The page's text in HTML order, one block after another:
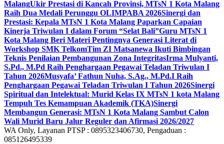
MalangUkir Prestasi di Kancah Provinsi, MTsN 1 Kota Malang
Raih Dua Medali Perunggu OLIMPABA 2026Sinergi dan
Prestasi: Kepala MTsN 1 Kota Malang Paparkan Capaian
Kinerja Triwulan I dalam Forum “Selat Bali”Guru MTsN 1
Kota Malang Beri Materi Pentingnya Generasi Literat di
Workshop SMK TelkomTim ZI Matsanewa Ikuti Bimbingan
Teknis Penilaian Pembangunan Zona IntegritasIrma Mulyanti,
S.Pd., M.Pd Raih Penghargaan Pegawai Teladan Triwulan I
Tahun 2026Musyafa’ Fathun Nuha, S.Ag., M.Pd.I Raih
Penghargaan Pegawai Teladan Triwulan I Tahun 2026Sinergi
Spiritual dan Intelektual: Murid Kelas IX MTsN 1 kota Malang
Tempuh Tes Kemampuan Akademik (TKA)Sinergi
Membangun Generasi: MTsN 1 Kota Malang Sambut Calon
Wali Murid Baru Jalur Reguler dan Afirmasi 2026/2027
WA Only, Layanan PTSP : 0895323406730, Pengaduan :
085126495339